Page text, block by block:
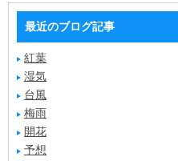
最近のブログ記事
紅葉
湿気
台風
梅雨
開花
予想